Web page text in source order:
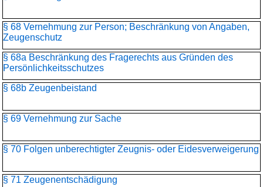
§ 68 Vernehmung zur Person; Beschränkung von Angaben,
Zeugenschutz
§ 68a Beschränkung des Fragerechts aus Gründen des
Persönlichkeitsschutzes
§ 68b Zeugenbeistand
§ 69 Vernehmung zur Sache
§ 70 Folgen unberechtigter Zeugnis- oder Eidesverweigerung
§ 71 Zeugenentschädigung